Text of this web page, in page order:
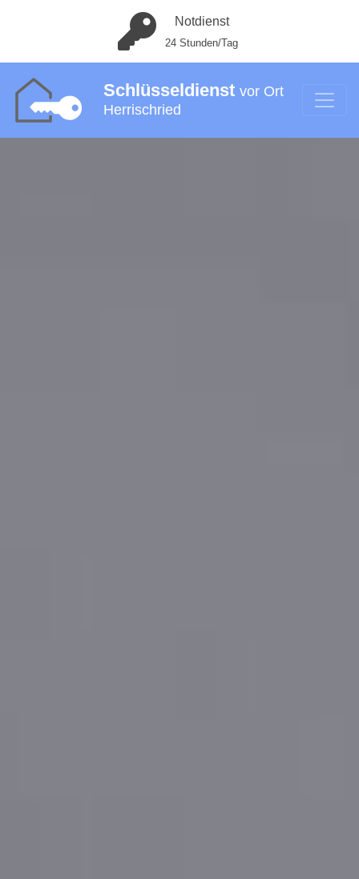
Notdienst
24 Stunden/Tag
Schlüsseldienst vor Ort
Herrischried